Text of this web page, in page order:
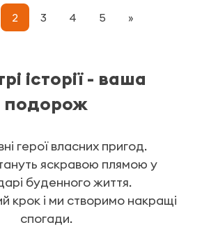
2 3 4 5 »
історії - ваша
подорож
герої власних пригод.
яскравою плямою у
буденного життя.
крок і ми створимо накращі
спогади.